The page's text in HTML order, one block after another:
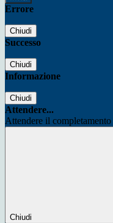
Errore
Chiudi
Successo
Chiudi
Informazione
Chiudi
Attendere...
Attendere il
Chiudi